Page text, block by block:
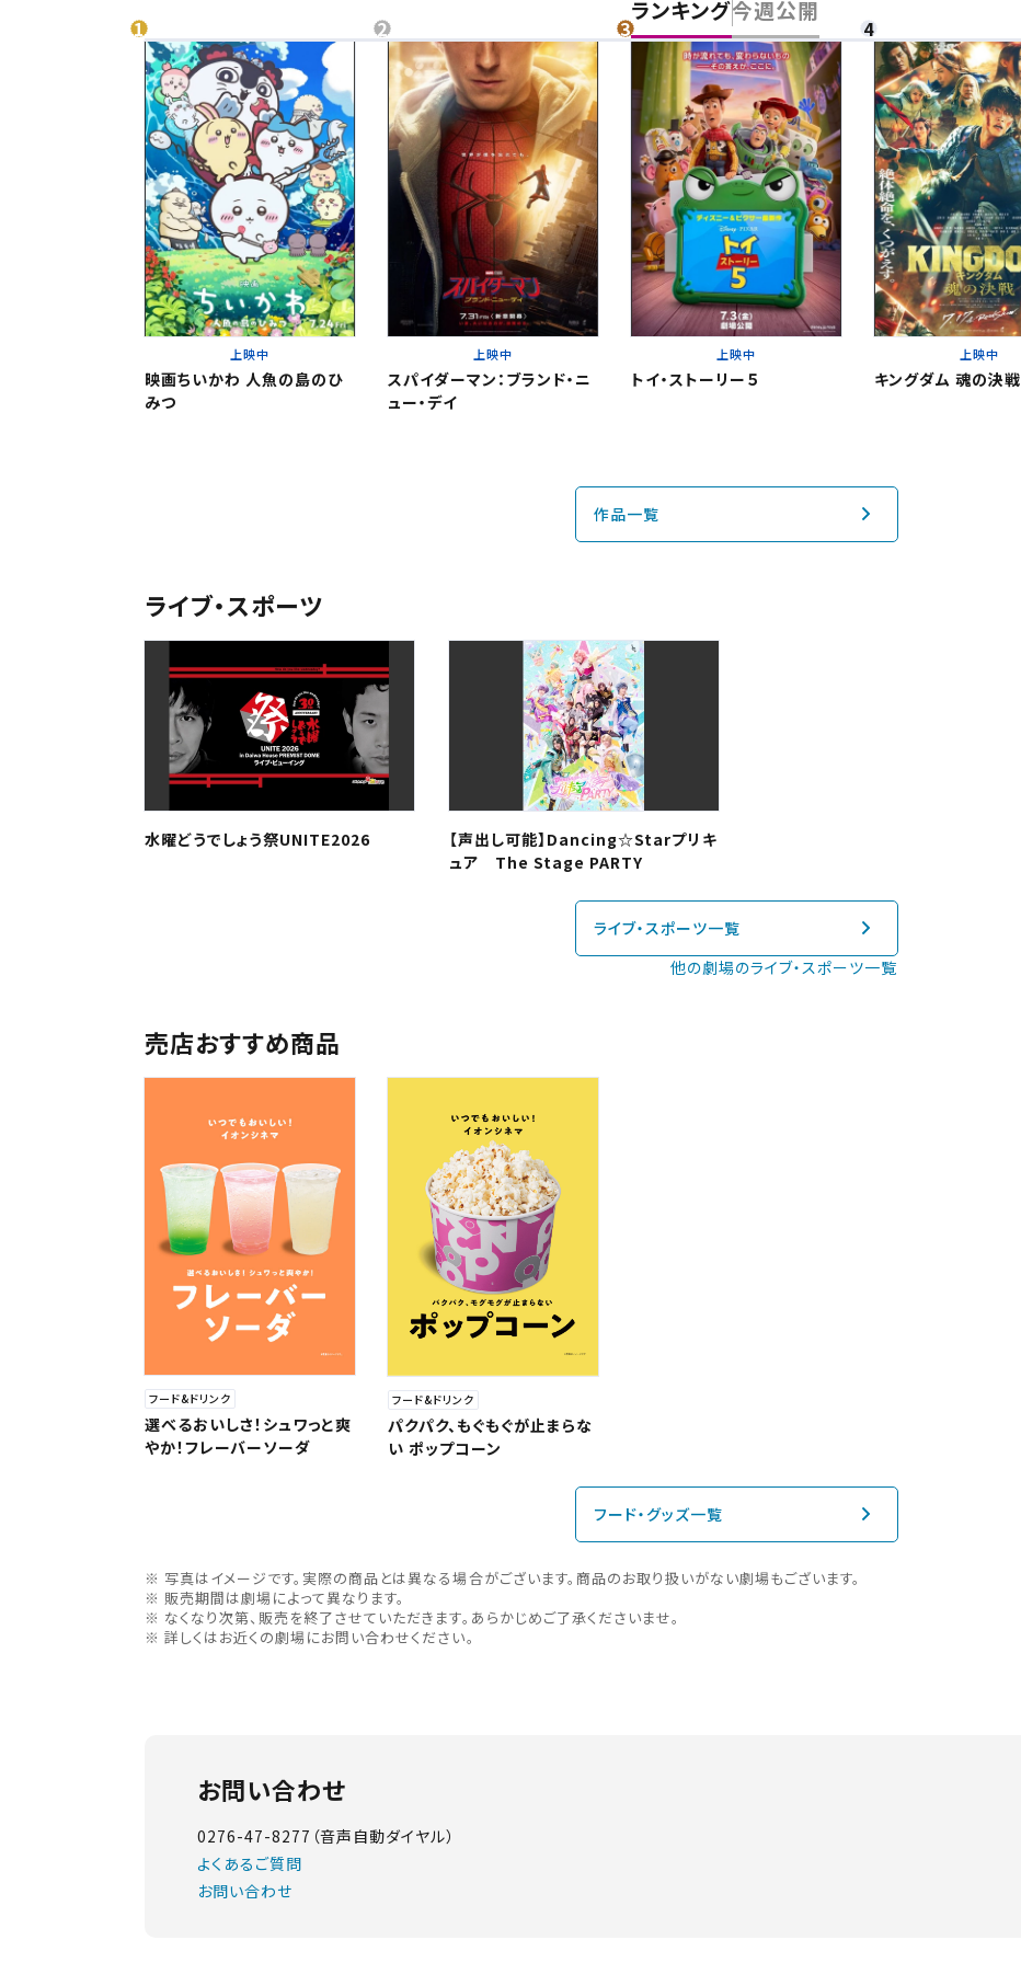
チケットの購入は下記リンクより、ご覧になりたい作品を選択しご購入ください。
上映スケジュールを確認する
その他の劇場を選ぶ
無料のワタシアターライト会員もあります。
予約を確認・変更する
北海道
東北
関東
北越
中部
近畿
北海道
東北
関東
中国・四国
閉じる
ランキング今週公開
上映中
映画ちいかわ 人魚の島のひ
みつ
上映中
スパイダーマン：ブランド・ニ
ュー・デイ
上映中
トイ・ストーリー５
上映中
キングダム 魂の決戦
作品一覧
ライブ・スポーツ
水曜どうでしょう祭UNITE2026
【声出し可能】Dancing☆Starプリキ
ュア The Stage PARTY
ライブ・スポーツ一覧
他の劇場のライブ・スポーツ一覧
売店おすすめ商品
フード&ドリンク
選べるおいしさ！シュワっと爽
やか！フレーバーソーダ
フード&ドリンク
パクパク、もぐもぐが止まらな
い ポップコーン
フード・グッズ一覧
写真はイメージです。実際の商品とは異なる場合がございます。商品のお取り扱いがない劇場もございます。
販売期間は劇場によって異なります。
なくなり次第、販売を終了させていただきます。あらかじめご了承くださいませ。
詳しくはお近くの劇場にお問い合わせください。
お問い合わせ
0276-47-8277（音声自動ダイヤル）
よくあるご質問
お問い合わせ
閉じる
劇場を変更しますか？
劇場を変更すると、STEP2以降で選択いただいた情報は解除されます。
変更しないで続ける
変更する
上映日を変更しますか？
上映日を変更すると、STEP3以降で選択いただいた情報は解除されます。
変更しないで続ける
変更する